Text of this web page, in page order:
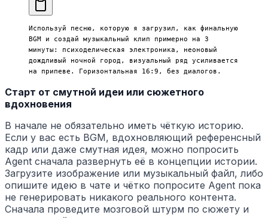
Используй песню, которую я загрузил, как финальную
BGM и создай музыкальный клип примерно на 3
минуты: психоделическая электроника, неоновый
дождливый ночной город, визуальный ряд усиливается
на припеве. Горизонтальная 16:9, без диалогов.
Старт от смутной идеи или сюжетного
вдохновения
В начале не обязательно иметь чёткую историю.
Если у вас есть BGM, вдохновляющий референсный
кадр или даже смутная идея, можно попросить
Agent сначала развернуть её в концепции истории.
Загрузите изображение или музыкальный файл, либо
опишите идею в чате и чётко попросите Agent пока
не генерировать никакого реального контента.
Сначала проведите мозговой штурм по сюжету и